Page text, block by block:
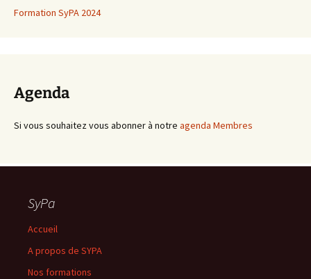
Formation SyPA 2024
Agenda
Si vous souhaitez vous abonner à notre agenda Membres
SyPa
Accueil
A propos de SYPA
Nos formations